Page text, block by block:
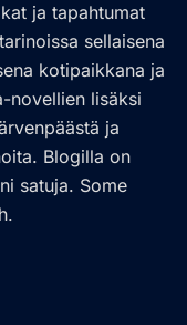
ja tapahtumat
sellaisena
kotipaikkana ja
novellien lisäksi
ja
Blogilla on
satuja. Some